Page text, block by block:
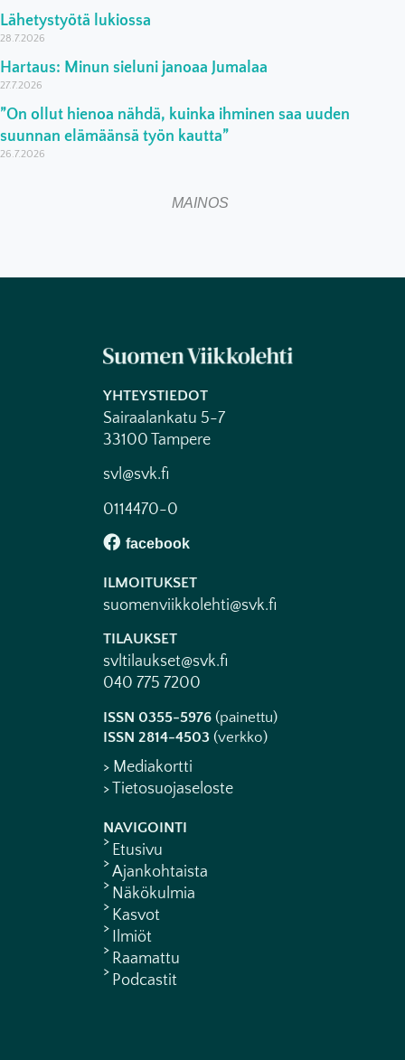
Lähetystyötä lukiossa
28.7.2026
Hartaus: Minun sieluni janoaa Jumalaa
27.7.2026
”On ollut hienoa nähdä, kuinka ihminen saa uuden
suunnan elämäänsä työn kautta”
26.7.2026
MAINOS
YHTEYSTIEDOT
Sairaalankatu 5-7
33100 Tampere
svl@svk.fi
0114470-0
ILMOITUKSET
suomenviikkolehti@svk.fi
TILAUKSET
svltilaukset@svk.fi
040 775 7200
ISSN 0355-5976 (painettu)
ISSN 2814-4503 (verkko)
> Mediakortti
> Tietosuojaseloste
NAVIGOINTI
Etusivu
Ajankohtaista
Näkökulmia
Kasvot
Ilmiöt
Raamattu
Podcastit